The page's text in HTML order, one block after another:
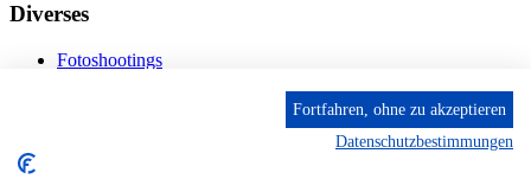
Diverses
Fotoshootings
Kontakt
Fortfahren, ohne zu akzeptieren
Datenschutzbestimmungen